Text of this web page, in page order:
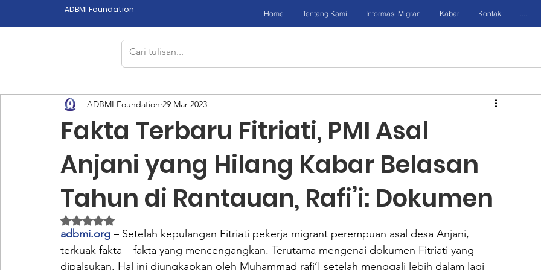
ADBMI Foundation Home Tentang Kami Informasi Migran Kabar Kontak ....
Fakta Terbaru Fitriati, PMI Asal
Anjani yang Hilang Kabar Belasan
Tahun di Rantauan, Rafi’i: Dokumen
ADBMI Foundation 29 Mar 2023
Dinilai NaN dari 5 bintang.
adbmi.org – Setelah kepulangan Fitriati pekerja migrant perempuan asal desa Anjani,
terkuak fakta – fakta yang mencengangkan. Terutama mengenai dokumen Fitriati yang
dipalsukan. Hal ini diungkapkan oleh Muhammad rafi’I setelah menggali lebih dalam lagi